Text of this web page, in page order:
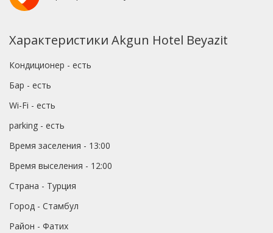
Характеристики Akgun Hotel Beyazit
Кондиционер - есть
Бар - есть
Wi-Fi - есть
parking - есть
Время заселения - 13:00
Время выселения - 12:00
Страна - Турция
Город - Стамбул
Район - Фатих